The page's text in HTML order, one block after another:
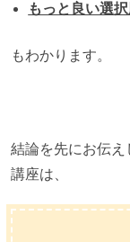
もっと良い選
もわかります。
結論を先にお伝
講座は、